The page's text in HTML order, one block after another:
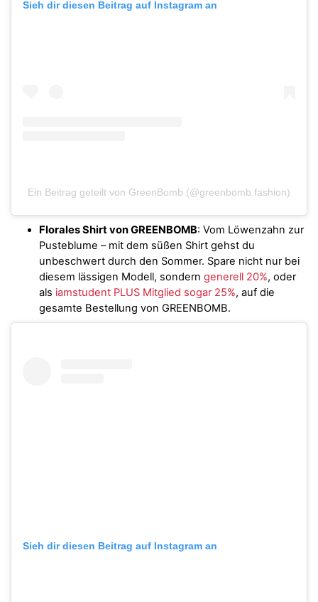
Sieh dir diesen Beitrag auf Instagram an
Ein Beitrag geteilt von GreenBomb (@greenbomb.fashion)
Florales Shirt von GREENBOMB: Vom Löwenzahn zur
Pusteblume – mit dem süßen Shirt gehst du
unbeschwert durch den Sommer. Spare nicht nur bei
diesem lässigen Modell, sondern generell 20%, oder
als iamstudent PLUS Mitglied sogar 25%, auf die
gesamte Bestellung von GREENBOMB.
Sieh dir diesen Beitrag auf Instagram an